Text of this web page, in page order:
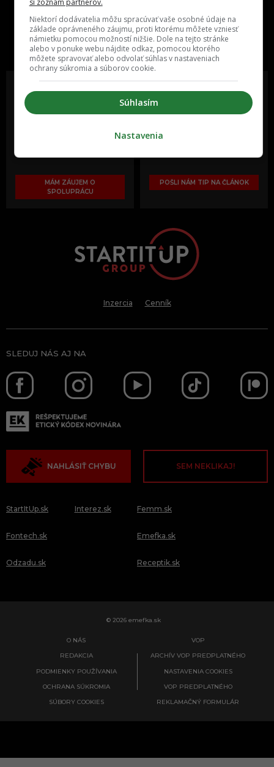
One time najzábavnejšie miesto na
slovenskom internete, next time
najzabávnejšie miesto na svete
MÁM ZÁUJEM O
SPOLUPRÁCU
POŠLI NÁM TIP NA ČLÁNOK
Inzercia Cenník
SLEDUJ NÁS AJ NA
NAHLÁSIŤ CHYBU SEM NEKLIKAJ!
StartItUp.sk
Fontech.sk
Odzadu.sk
Interez.sk Femm.sk
Emefka.sk
Receptik.sk
© 2026 emefka.sk
O NÁS
REDAKCIA
PODMIENKY POUŽÍVANIA
OCHRANA SÚKROMIA
SÚBORY COOKIES
VOP
ARCHÍV VOP PREDPLATNÉHO
NASTAVENIA COOKIES
VOP PREDPLATNÉHO
REKLAMAČNÝ FORMULÁR
si zoznam partnerov.
Niektorí dodávatelia môžu spracúvať vaše osobné údaje na
základe oprávneného záujmu, proti ktorému môžete vzniesť
námietku pomocou možností nižšie. Dole na tejto stránke
alebo v ponuke webu nájdite odkaz, pomocou ktorého
môžete spravovať alebo odvolať súhlas v nastaveniach
ochrany súkromia a súborov cookie.
Súhlasím
Nastavenia